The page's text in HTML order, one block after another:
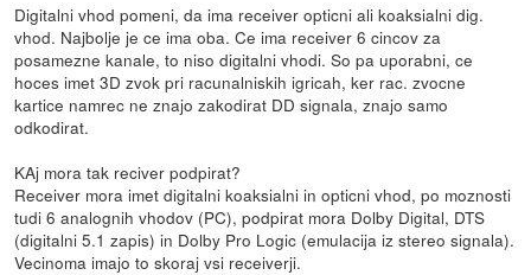
Digitalni vhod pomeni, da ima receiver opticni ali koaksialni dig.
vhod. Najbolje je ce ima oba. Ce ima receiver 6 cincov za
posamezne kanale, to niso digitalni vhodi. So pa uporabni, ce
hoces imet 3D zvok pri racunalniskih igricah, ker rac. zvocne
kartice namrec ne znajo zakodirat DD signala, znajo samo
odkodirat.
KAj mora tak reciver podpirat?
Receiver mora imet digitalni koaksialni in opticni vhod, po moznosti
tudi 6 analognih vhodov (PC), podpirat mora Dolby Digital, DTS
(digitalni 5.1 zapis) in Dolby Pro Logic (emulacija iz stereo signala).
Vecinoma imajo to skoraj vsi receiverji.